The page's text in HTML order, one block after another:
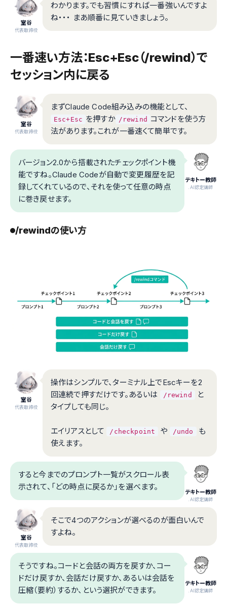
室谷
代表取締役
わかります。でも習慣にすれば一番強いんですよ
ね・・・ まあ順番に見ていきましょう。
一番速い方法：Esc+Esc（/rewind）で
セッション内に戻る
室谷
代表取締役
まずClaude Code組み込みの機能として、
Esc+Esc を押すか /rewind コマンドを使う方
法があります。これが一番速くて簡単です。
テキトー教師
.AI認定講師
バージョン2.0から搭載されたチェックポイント機
能ですね。Claude Codeが自動で変更履歴を記
録してくれているので、それを使って任意の時点
に巻き戻せます。
/rewindの使い方
室谷
代表取締役
操作はシンプルで、ターミナル上でEscキーを2
回連続で押すだけです。あるいは
/rewind
と
タイプしても同じ。
エイリアスとして /checkpoint や /undo
も
使えます。
テキトー教師
.AI認定講師
すると今までのプロンプト一覧がスクロール表
示されて、「どの時点に戻るか」を選べます。
室谷
代表取締役
そこで4つのアクションが選べるのが面白いんで
すよね。
テキトー教師
.AI認定講師
そうですね。コードと会話の両方を戻すか、コー
ドだけ戻すか、会話だけ戻すか、あるいは会話を
圧縮（要約）するか、という選択ができます。